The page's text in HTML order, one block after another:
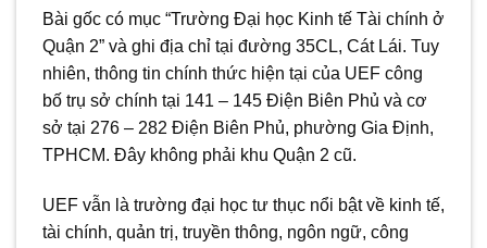
Bài gốc có mục “Trường Đại học Kinh tế Tài chính ở
Quận 2” và ghi địa chỉ tại đường 35CL, Cát Lái. Tuy
nhiên, thông tin chính thức hiện tại của UEF công
bố trụ sở chính tại 141 – 145 Điện Biên Phủ và cơ
sở tại 276 – 282 Điện Biên Phủ, phường Gia Định,
TPHCM. Đây không phải khu Quận 2 cũ.
UEF vẫn là trường đại học tư thục nổi bật về kinh tế,
tài chính, quản trị, truyền thông, ngôn ngữ, công